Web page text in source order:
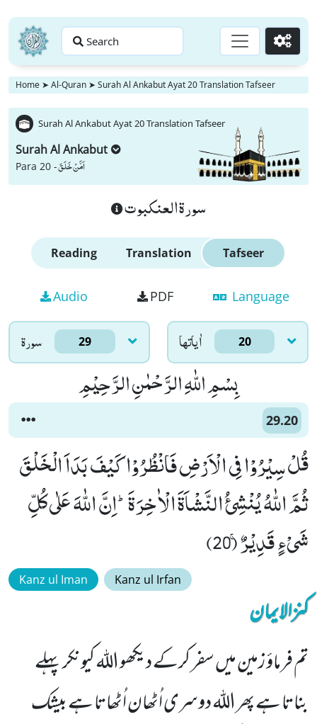
Search Go
Home ➤ Al-Quran ➤ Surah Al Ankabut Ayat 20 Translation Tafseer
Surah Al Ankabut Ayat 20 Translation Tafseer
Surah Al Ankabut
Para 20 -اَمَّنْ خَلَقَ
سورة العنكبوت
Reading Translation Tafseer
Audio PDF Language
سورۃ 29 اٰياتها 20
بِسْمِ اللّٰهِ الرَّحْمٰنِ الرَّحِیْمِ
29.20
قُلْ سِیْرُوْا فِی الْاَرْضِ فَانْظُرُوْا كَیْفَ بَدَاَ الْخَلْقَ
ثُمَّ اللّٰهُ یُنْشِئُ النَّشْاَةَ الْاٰخِرَةَؕ-اِنَّ اللّٰهَ عَلٰى كُلِّ
شَیْءٍ قَدِیْرٌۚ (20)
Kanz ul Iman Kanz ul Irfan
کنزالایمان
تم فرماؤ زمین میں سفر کرکے دیکھو الله کیونکر پہلے
بناتا ہے پھر الله دوسری اُٹھان اُٹھاتا ہے بیشک